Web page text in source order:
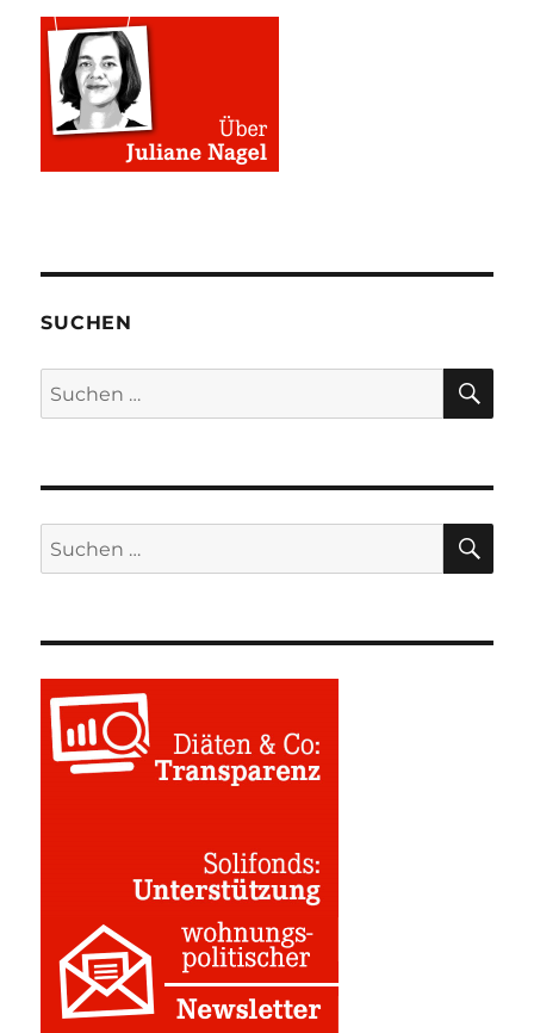
SUCHEN
Suchen
nach:
Suchen
nach: